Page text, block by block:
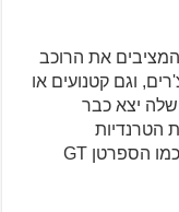
את הרוכב
וגם קטנועים או
שלה יצא כבר
הטרנדיות
והעכשוויות, ואחריו יצאו גרסאות נוספות כמו הספרטן GT